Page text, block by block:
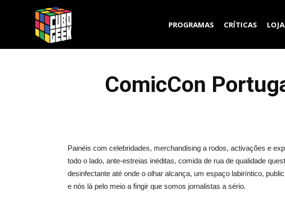
PROGRAMAS CRÍTICAS LOJA
ComicCon
Painéis com celebridades, merchandising a rodos, activações e
todo o lado, ante-estreias inéditas, comida de rua de qualidade
desinfectante até onde o olhar alcança, um espaço labiríntico,
e nós lá pelo meio a fingir que somos jornalistas a sério.